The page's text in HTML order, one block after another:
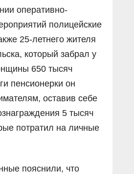
оперативно-
полицейские
25-летнего жителя
который забрал у
650 тысяч
пенсионерки он
оставив себе
5 тысяч
потратил на личные
пояснили, что